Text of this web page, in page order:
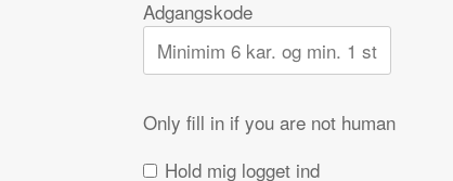
Adgangskode
Only fill in if you are not human
Hold mig logget ind